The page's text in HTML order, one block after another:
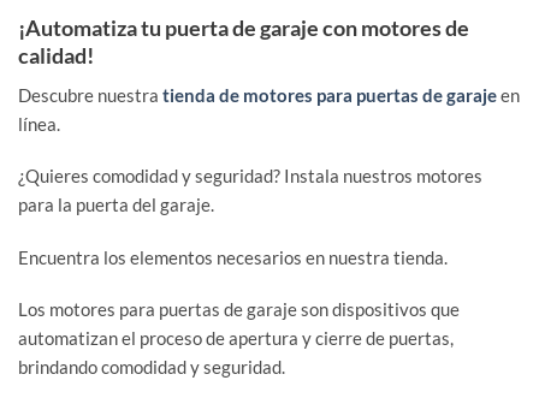
¡Automatiza tu puerta de garaje con motores de
calidad!
Descubre nuestra tienda de motores para puertas de garajeen
línea.
¿Quieres comodidad y seguridad? Instala nuestros motores
para la puerta del garaje.
Encuentra los elementos necesarios en nuestra tienda.
Los motores para puertas de garaje son dispositivos que
automatizan el proceso de apertura y cierre de puertas,
brindando comodidad y seguridad.